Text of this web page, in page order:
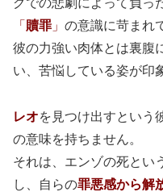
「 贖罪 」 の意識に苛まれ
彼の力強い肉体とは裏腹
い、苦悩している姿が印
レオを見つけ出すという
の意味を持ちません。
それは、エンゾの死とい
し、自らの罪悪感から解